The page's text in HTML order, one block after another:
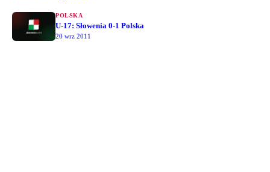
POLSKA
U-17: Słowenia 0-1 Polska
20 wrz 2011